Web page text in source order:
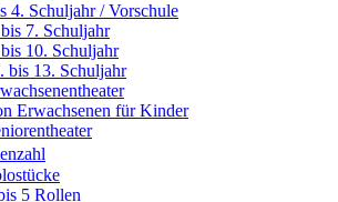
4. Schuljahr / Vorschule
7. Schuljahr
10. Schuljahr
bis 13. Schuljahr
Erwachsenen für Kinder
5 Rollen